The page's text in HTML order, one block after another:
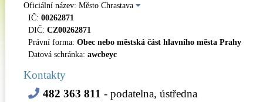
Oficiální název: Město Chrastava
IČ: 00262871
DIČ: CZ00262871
Právní forma: Obec nebo městská část hlavního města Prahy
Datová schránka: awcbeyc
Kontakty
482 363 811 - podatelna, ústředna